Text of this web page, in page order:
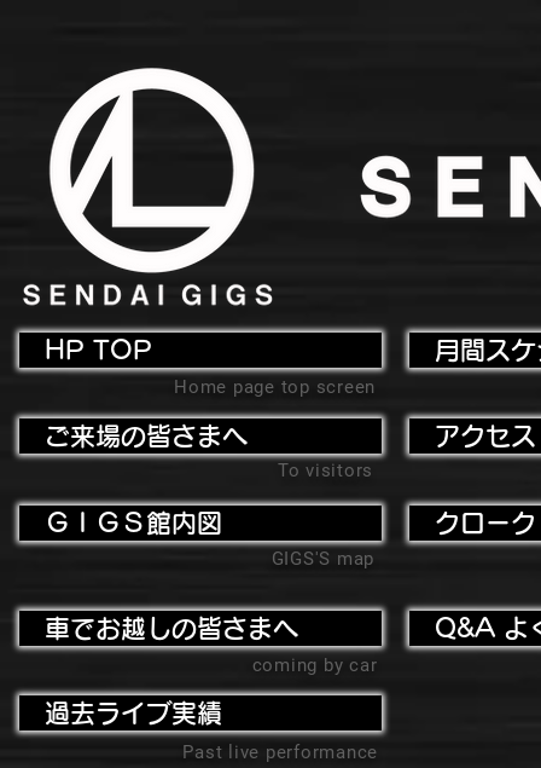
HP TOP
Home page top screen
ご来場の皆さまへ
To visitors
ＧＩＧＳ館内図
GIGS'S map
月間ス
アクセ
クローク
車でお越しの皆さまへ
coming by car
過去ライブ実績
Past live performance
Q&A よ